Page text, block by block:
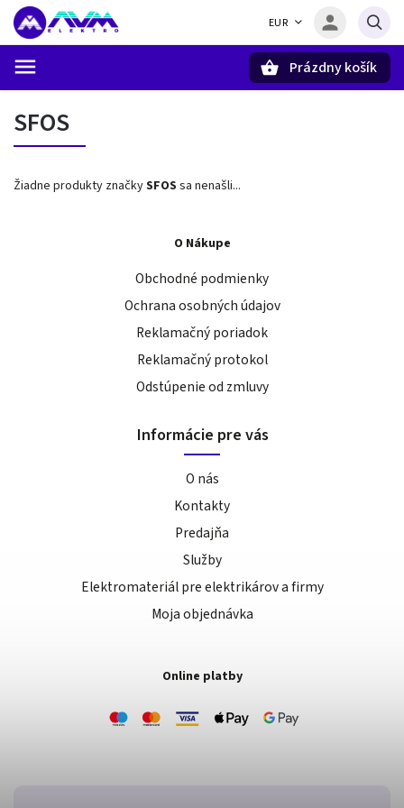
EUR
Prázdny košík
SFOS
Žiadne produkty značkySFOS sa nenašli...
O Nákupe
Obchodné podmienky
Ochrana osobných údajov
Reklamačný poriadok
Reklamačný protokol
Odstúpenie od zmluvy
Informácie pre vás
O nás
Kontakty
Predajňa
Služby
Elektromateriál pre elektrikárov a firmy
Moja objednávka
Online platby